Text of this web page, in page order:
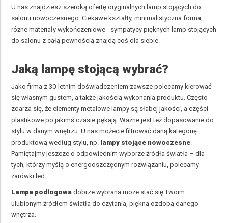
U nas znajdziesz szeroką ofertę oryginalnych lamp stojących do
salonu nowoczesnego. Ciekawe kształty, minimalistyczna forma,
różne materiały wykończeniowe - sympatycy pięknych lamp stojących
do salonu z całą pewnością znajdą coś dla siebie.
Jaką lampę stojącą wybrać?
Jako firma z 30-letnim doświadczeniem zawsze polecamy kierować
się własnym gustem, a także jakością wykonania produktu. Często
zdarza się, że elementy metalowe lampy są słabej jakości, a części
plastikowe po jakimś czasie pękają. Ważne jest też dopasowanie do
stylu w danym wnętrzu. U nas możecie filtrować daną kategorię
produktową według stylu, np.
lampy stojące nowoczesne
Pamiętajmy jeszcze o odpowiednim wyborze źródła światła – dla
tych, którzy myślą o energooszczędnym rozwiązaniu, polecamy
żarówki led
Lampa podłogowadobrze wybrana może stać się Twoim
ulubionym źródłem światła do czytania, piękną ozdobą danego
wnętrza.